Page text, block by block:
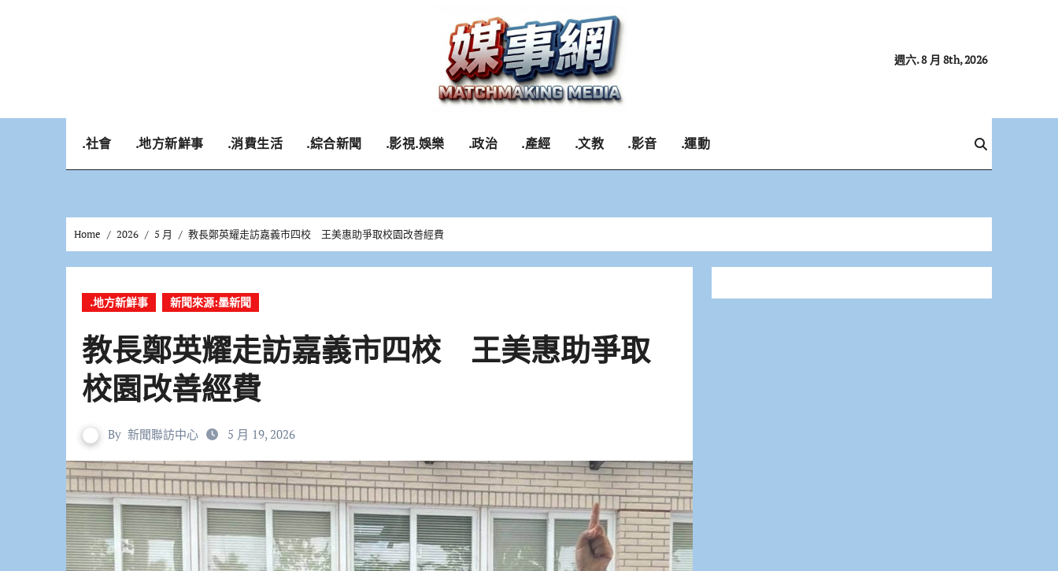
週六. 8 月 8th, 2026
.社會 .地方新鮮事 .消費生活 .綜合新聞 .影視.娛樂 .政治 .產經 .文教 .影音 .運動
Home 2026 5 月 教長鄭英耀走訪嘉義市四校 王美惠助爭取校園改善經費
.地方新鮮事 新聞來源:墨新聞
教長鄭英耀走訪嘉義市四校 王美惠助爭取
校園改善經費
By 新聞聯訪中心 5 月 19, 2026